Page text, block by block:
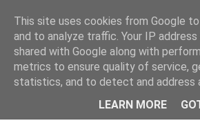
TRENDING
This site uses cookies from Google
and to analyze traffic. Your IP
shared with Google along with
metrics to ensure quality of service,
statistics, and to detect and address
LEARN MORE